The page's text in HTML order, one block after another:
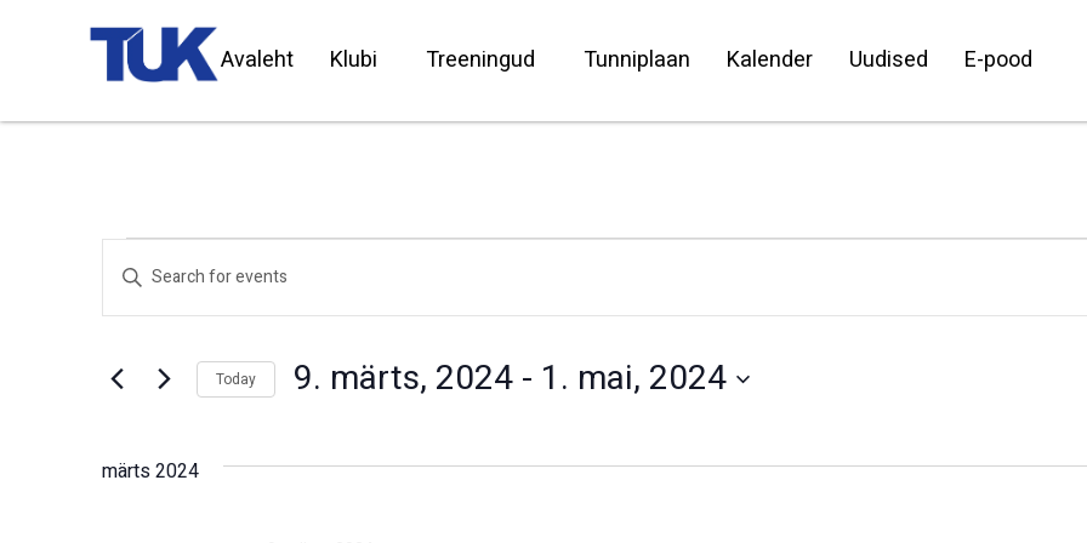
Avaleht Klubi Treeningud Tunniplaan Kalender Uudised E-pood
Search
and
Navigation
Enter
Keyword.
for
Keyword. Today 9. märts, 2024 - 1. mai, 2024
märts 2024